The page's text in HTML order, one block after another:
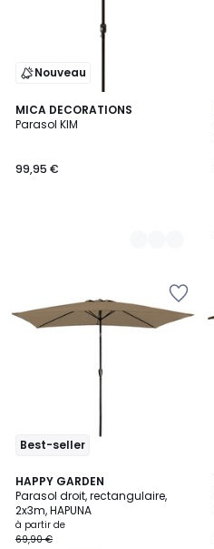
Nouveau
MICA DECORATIONS
Parasol KIM
99,95 €
3
Couleurs
Best-seller
HAPPY GARDEN
Parasol droit, rectangulaire,
2x3m, HAPUNA
à partir de
69,90 €
4
/
5
5
Couleurs